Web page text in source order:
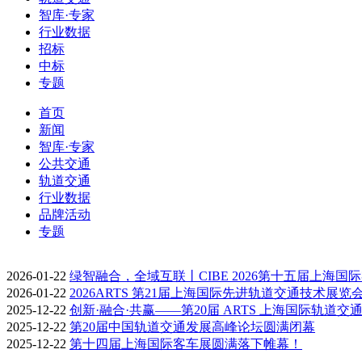
智库·专家
行业数据
招标
中标
专题
首页
新闻
智库·专家
公共交通
轨道交通
行业数据
品牌活动
专题
2026-01-22 绿智融合，全域互联丨CIBE 2026第十五届上海国
2026-01-22 2026ARTS 第21届上海国际先进轨道交通技术展览
2025-12-22 创新·融合·共赢——第20届 ARTS 上海国际轨道交
2025-12-22 第20届中国轨道交通发展高峰论坛圆满闭幕
2025-12-22 第十四届上海国际客车展圆满落下帷幕！